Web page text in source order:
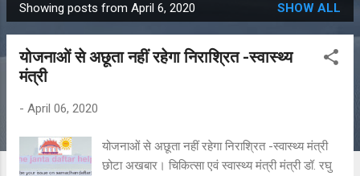
P
o
Showing posts from April 6, 2020 SHOW ALL
योजनाओं से अछूता नहीं रहेगा निराश्रित -स्वास्थ्य
मंत्री
- April 06, 2020
योजनाओं से अछूता नहीं रहेगा निराश्रित -स्वास्थ्य मंत्री
छोटा अखबार। चिकित्सा एवं स्वास्थ्य मंत्री मंत्री डॉ. रघु